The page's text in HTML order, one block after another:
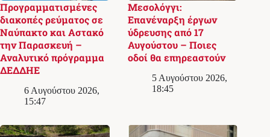
Προγραμματισμένες
διακοπές ρεύματος σε
Ναύπακτο και Αστακό
την Παρασκευή –
Αναλυτικό πρόγραμμα
ΔΕΔΔΗΕ
6 Αυγούστου 2026,
15:47
Μεσολόγγι:
Επανέναρξη έργων
ύδρευσης από 17
Αυγούστου – Ποιες
οδοί θα επηρεαστούν
5 Αυγούστου 2026,
18:45